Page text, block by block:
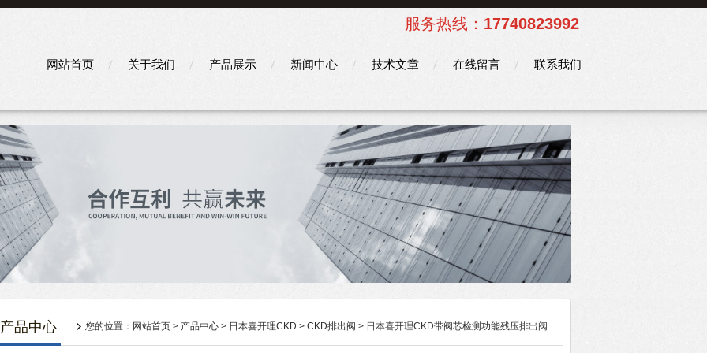
服务热线： 17740823992
网站首页 关于我们 产品展示 新闻中心 技术文章 在线留言 联系我们
产品中心 您的位置： 网站首页 > 产品中心 > 日本喜开理CKD > CKD排出阀 > 日本喜开理CKD带阀芯检测功能残压排出阀